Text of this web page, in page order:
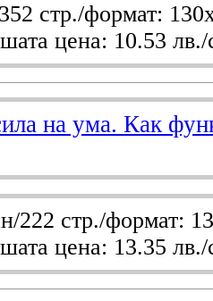
стр./формат:
цена: 10.53 лв./
на ума. Как
222 стр./формат:
цена: 13.35 лв./